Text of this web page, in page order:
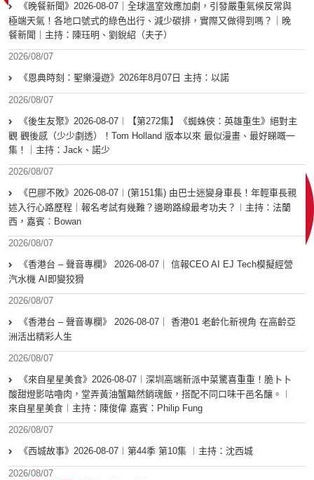
《晚餐新聞》2026-08-07｜全球溫室效應加劇，引發嚴重氣候反常與
極端天氣！各地口號式的綠色出行、減少碳排，實際又做得到嗎？｜晚
餐新聞｜主持：陳珏明、劉銳紹（夫子）
2026/08/07
《恩典時刻：聖樂漫遊》2026年8月07日 主持：以諾
2026/08/07
《後生友聚》2026-08-07︱【第272集】《蜘蛛俠：英雄重生》絕對主
觀 觀後感（少少劇透）！Tom Holland 版本以來 最似漫畫、最好睇嘅一
集！｜主持：Jack、諾少
2026/08/07
《巴膠不敗》2026-08-07︱(第151集) 由巴士迷變身車長！年輕車長親
述入行心路歷程｜報名考試有幾難？邊啲路線最考功夫？︱主持：法蘭
西，嘉賓︰Bowan
2026/08/07
《香港台 – 聲音專欄》 2026-08-07｜ 信報CEO AI EJ Tech模擬經營
汽水機 AI即變狡猾
2026/08/07
《香港台 – 聲音專欄》 2026-08-07｜ 香港01 老齡化新視角 在高齡亞
洲活出精彩人生
2026/08/07
《來自星星美食》2026-08-07︱深圳高端新派中菜驚喜重重！脆卜卜
酸甜燈影咕嚕肉，堂弄黃油蟹黯然銷魂飯，搭配不同口味干邑名釀。︱
來自星星美食︱主持：陳俊偉 嘉賓：Philip Fung
2026/08/07
《西城故事》2026-08-07︱第44季 第10集 ︱主持：沈西城
2026/08/07